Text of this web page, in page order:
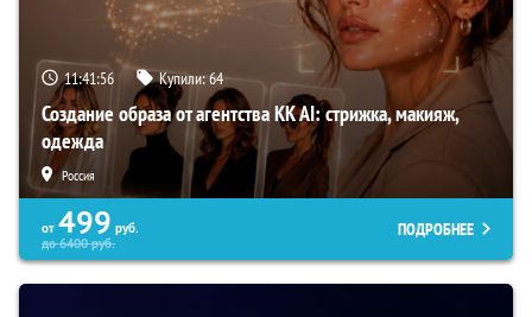
11:41:55 Купили:64
Создание образа от агентства KK AI: стрижка, макияж,
одежда
Россия
от 499 руб.
до6400руб.
ПОДРОБНЕЕ